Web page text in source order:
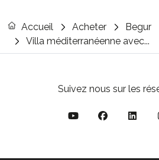
Accueil Acheter Begur
Villa méditerranéenne avec...
Suivez nous sur les